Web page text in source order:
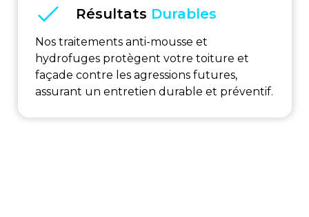
Résultats Durables
Nos traitements anti-mousse et
hydrofuges protègent votre toiture et
façade contre les agressions futures,
assurant un entretien durable et préventif.